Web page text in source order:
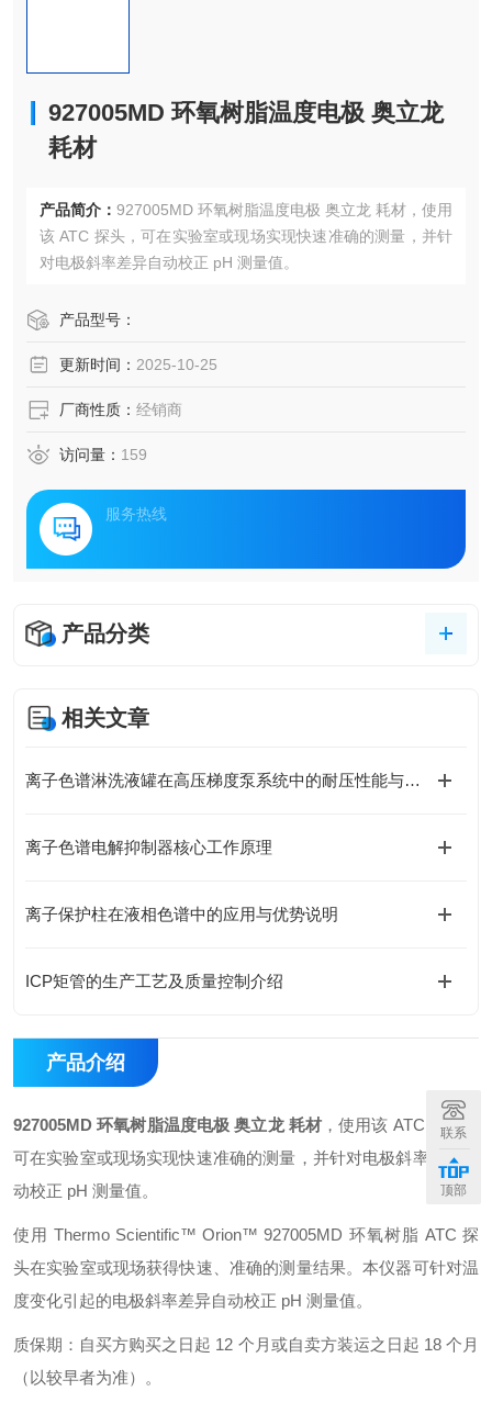
927005MD 环氧树脂温度电极 奥立龙
耗材
产品简介： 927005MD 环氧树脂温度电极 奥立龙 耗材，使用
该 ATC 探头，可在实验室或现场实现快速准确的测量，并针
对电极斜率差异自动校正 pH 测量值。
产品型号：
更新时间： 2025-10-25
厂商性质： 经销商
访问量： 159
服务热线
产品分类
相关文章
离子色谱淋洗液罐在高压梯度泵系统中的耐压性能与密封设计
离子色谱电解抑制器核心工作原理
离子保护柱在液相色谱中的应用与优势说明
ICP矩管的生产工艺及质量控制介绍
产品介绍
927005MD 环氧树脂温度电极 奥立龙 耗材 ，使用该 ATC 探头，
可在实验室或现场实现快速准确的测量，并针对电极斜率差异自
动校正 pH 测量值。
使用 Thermo Scientific™ Orion™ 927005MD 环氧树脂 ATC 探
头在实验室或现场获得快速、准确的测量结果。本仪器可针对温
度变化引起的电极斜率差异自动校正 pH 测量值。
质保期：自买方购买之日起 12 个月或自卖方装运之日起 18 个月
（以较早者为准）。
联系
顶部